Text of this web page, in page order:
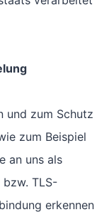
und zum Schutz
zum Beispiel
an uns als
bzw. TLS-
erkennen